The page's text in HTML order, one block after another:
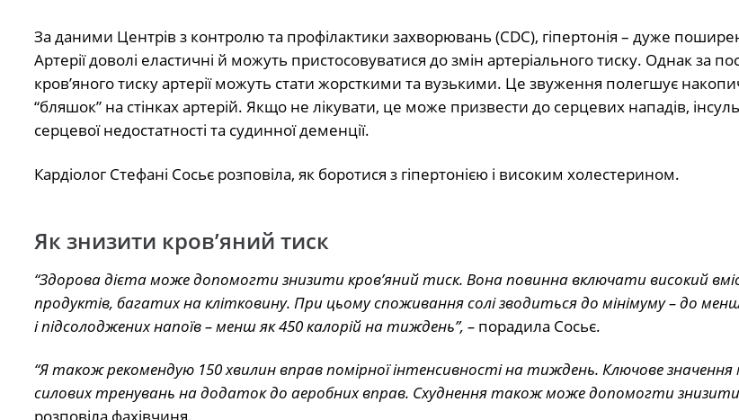
За даними Центрів з контролю та профілактики захворювань (CDC), гіпертонія – дуже
Артерії доволі еластичні й можуть пристосовуватися до змін артеріального тиску. Однак за
кров’яного тиску артерії можуть стати жорсткими та вузькими. Це звуження полегшує
“бляшок” на стінках артерій. Якщо не лікувати, це може призвести до серцевих нападів,
серцевої недостатності та судинної деменції.
Кардіолог Стефані Сосьє розповіла, як боротися з гіпертонією і високим холестерином.
Як знизити кров’яний тиск
“Здорова дієта може допомогти знизити кров’яний тиск. Вона повинна включати високий
продуктів, багатих на клітковину. При цьому споживання солі зводиться до мінімуму – до
і підсолоджених напоїв – менш як 450 калорій на тиждень”, –порадила Сосьє.
“Я також рекомендую 150 хвилин вправ помірної інтенсивності на тиждень. Ключове значення
силових тренувань на додаток до аеробних вправ. Схуднення також може допомогти знизити